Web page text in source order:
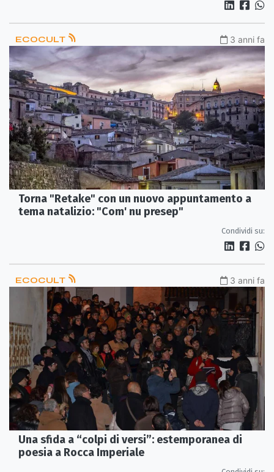
ECOCULT 3 anni fa
Torna "Retake" con un nuovo appuntamento a
tema natalizio: "Com' nu presep"
Condividi su:
ECOCULT 3 anni fa
Una sfida a “colpi di versi”: estemporanea di
poesia a Rocca Imperiale